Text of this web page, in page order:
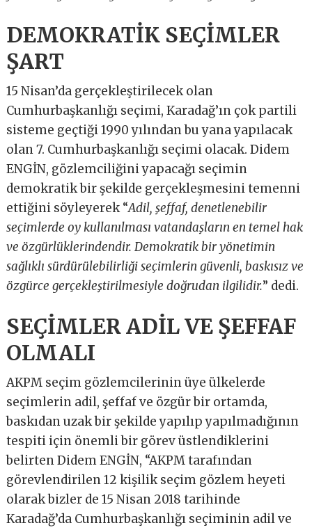
DEMOKRATİK SEÇİMLER
ŞART
15 Nisan’da gerçekleştirilecek olan
Cumhurbaşkanlığı seçimi, Karadağ’ın çok partili
sisteme geçtiği 1990 yılından bu yana yapılacak
olan 7. Cumhurbaşkanlığı seçimi olacak. Didem
ENGİN, gözlemciliğini yapacağı seçimin
demokratik bir şekilde gerçekleşmesini temenni
ettiğini söyleyerek “Adil, şeffaf, denetlenebilir
seçimlerde oy kullanılması vatandaşların en temel hak
ve özgürlüklerindendir. Demokratik bir yönetimin
sağlıklı sürdürülebilirliği seçimlerin güvenli, baskısız ve
özgürce gerçekleştirilmesiyle doğrudan ilgilidir.” dedi.
SEÇİMLER ADİL VE ŞEFFAF
OLMALI
AKPM seçim gözlemcilerinin üye ülkelerde
seçimlerin adil, şeffaf ve özgür bir ortamda,
baskıdan uzak bir şekilde yapılıp yapılmadığının
tespiti için önemli bir görev üstlendiklerini
belirten Didem ENGİN, “AKPM tarafından
görevlendirilen 12 kişilik seçim gözlem heyeti
olarak bizler de 15 Nisan 2018 tarihinde
Karadağ’da Cumhurbaşkanlığı seçiminin adil ve